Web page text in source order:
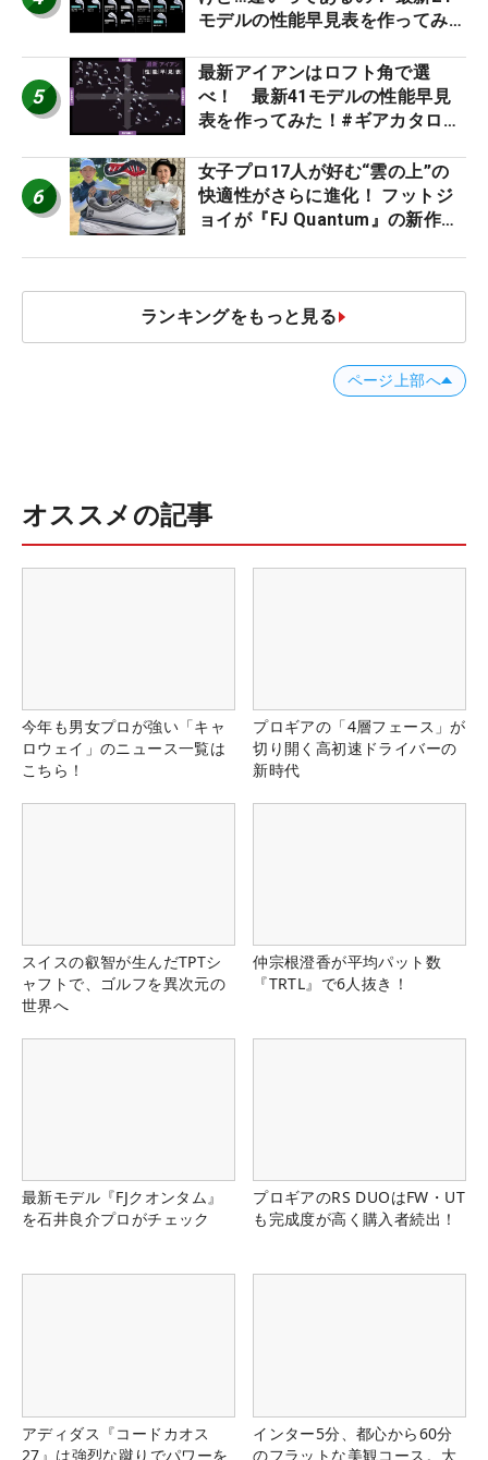
モデルの性能早見表を作ってみ
5
最新アイアンはロフト角で選
べ！ 最新41モデルの性能早見
表を作ってみた！#ギアカタログ
6
女子プロ17人が好む“雲の上”の
快適性がさらに進化！ フットジ
ョイが『FJ Quantum』の新作を
ランキングをもっと見る
ページ上部へ
オススメの記事
今年も男女プロが強い「キャ
ロウェイ」のニュース一覧は
こちら！
プロギアの「4層フェース」が
切り開く高初速ドライバーの
新時代
スイスの叡智が生んだTPTシ
ャフトで、ゴルフを異次元の
世界へ
仲宗根澄香が平均パット数
『TRTL』で6人抜き！
最新モデル『FJクオンタム』
を石井良介プロがチェック
プロギアのRS DUOはFW・UT
も完成度が高く購入者続出！
アディダス『コードカオス
27』は強烈な蹴りでパワーを
インター5分、都心から60分
のフラットな美観コース。大